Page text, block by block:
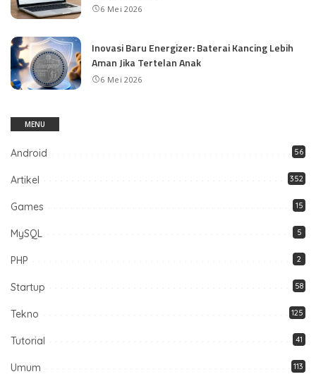
6 Mei 2026
Inovasi Baru Energizer: Baterai Kancing Lebih
Aman Jika Tertelan Anak
6 Mei 2026
MENU
Android 56
Artikel 352
Games 15
MySQL 5
PHP 2
Startup 58
Tekno 125
Tutorial 41
Umum 113